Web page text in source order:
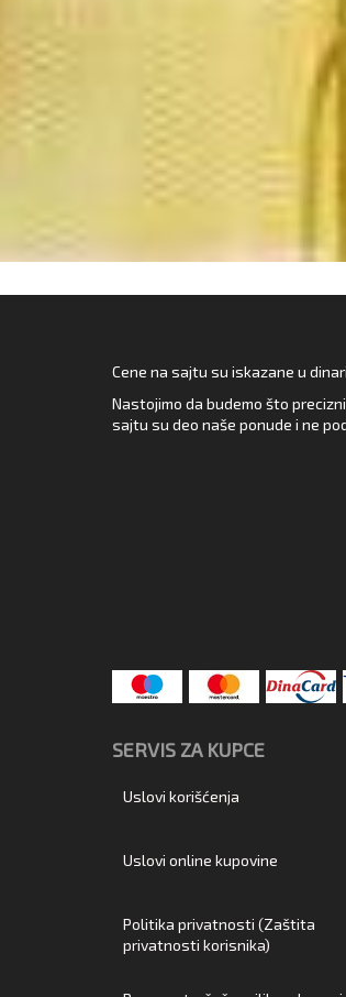
Cene na sajtu su iskazane u
Nastojimo da budemo što
sajtu su deo naše ponude i ne
SERVIS ZA KUPCE
Uslovi korišćenja
Uslovi online kupovine
Politika privatnosti (Zaštita
privatnosti korisnika)